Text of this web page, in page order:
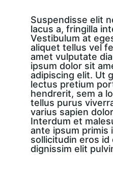
Suspendisse elit
lacus a, fringilla
Vestibulum at
aliquet tellus vel
amet vulputate
ipsum dolor sit
adipiscing elit. Ut
lectus pretium
hendrerit, sem a
tellus purus
varius sapien
Interdum et
ante ipsum primis
sollicitudin eros id
dignissim elit